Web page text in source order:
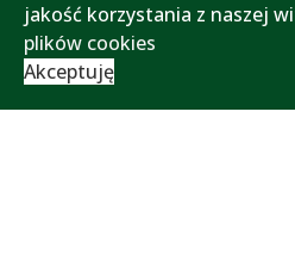
jakość korzystania z naszej
plików cookies
Akceptuję